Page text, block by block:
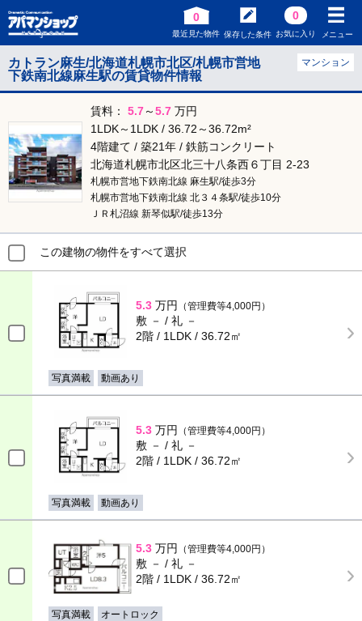
0
最近見た物件 保存した条件
0
お気に入り メニュー
カトラン麻生/北海道札幌市北区/札幌市営地
下鉄南北線麻生駅の賃貸物件情報
マンション
賃料： 5.7～5.7 万円
1LDK～1LDK / 36.72～36.72m²
4階建て / 築21年 / 鉄筋コンクリート
北海道札幌市北区北三十八条西６丁目 2-23
札幌市営地下鉄南北線 麻生駅/徒歩3分
札幌市営地下鉄南北線 北３４条駅/徒歩10分
ＪＲ札沼線 新琴似駅/徒歩13分
この建物の物件をすべて選択
5.3 万円 （管理費等4,000円）
敷 － / 礼 －
2階 / 1LDK / 36.72㎡
写真満載 動画あり
5.3 万円 （管理費等4,000円）
敷 － / 礼 －
2階 / 1LDK / 36.72㎡
写真満載 動画あり
5.3 万円 （管理費等4,000円）
敷 － / 礼 －
2階 / 1LDK / 36.72㎡
写真満載 オートロック